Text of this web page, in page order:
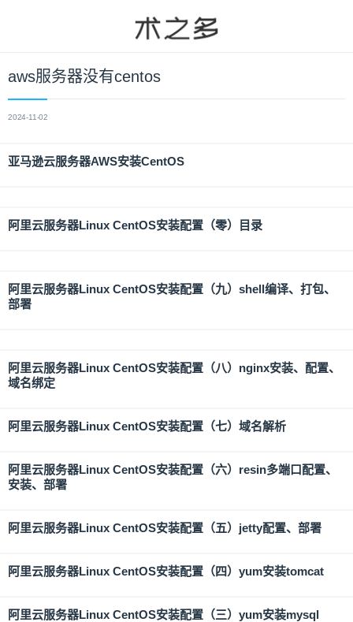
aws服务器没有centos
2024-11-02
亚马逊云服务器AWS安装CentOS
阿里云服务器Linux CentOS安装配置（零）目录
阿里云服务器Linux CentOS安装配置（九）shell编译、打包、
部署
阿里云服务器Linux CentOS安装配置（八）nginx安装、配置、
域名绑定
阿里云服务器Linux CentOS安装配置（七）域名解析
阿里云服务器Linux CentOS安装配置（六）resin多端口配置、
安装、部署
阿里云服务器Linux CentOS安装配置（五）jetty配置、部署
阿里云服务器Linux CentOS安装配置（四）yum安装tomcat
阿里云服务器Linux CentOS安装配置（三）yum安装mysql